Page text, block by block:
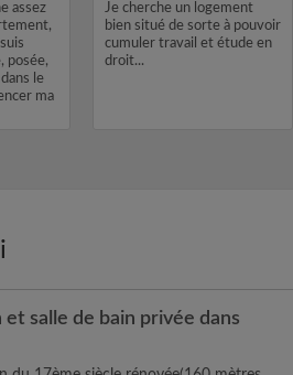
assez
posée,
le
ma
Je cherche un logement
bien situé de sorte à pouvoir
cumuler travail et étude en
droit...
salle de bain privée dans